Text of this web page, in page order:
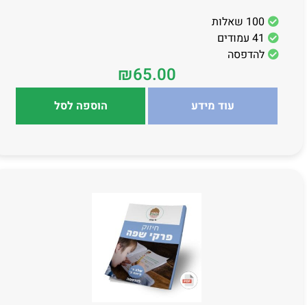
100 שאלות
41 עמודים
להדפסה
₪65.00
עוד מידע הוספה לסל